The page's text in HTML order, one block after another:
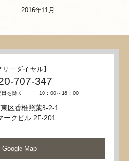
2016年11月
リーダイヤル】
707-347
を除く 10：00～18：00
区香椎照葉3-2-1
ークビル 2F-201
Google Map